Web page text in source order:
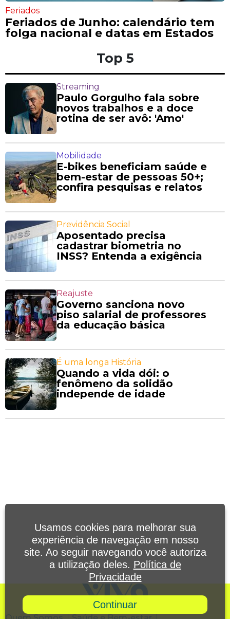
Feriados
Feriados de Junho: calendário tem
folga nacional e datas em Estados
Top 5
Streaming
Paulo Gorgulho fala sobre
novos trabalhos e a doce
rotina de ser avô: 'Amo'
Mobilidade
E-bikes beneficiam saúde e
bem-estar de pessoas 50+;
confira pesquisas e relatos
Previdência Social
Aposentado precisa
cadastrar biometria no
INSS? Entenda a exigência
Reajuste
Governo sanciona novo
piso salarial de professores
da educação básica
É uma longa História
Quando a vida dói: o
fenômeno da solidão
independe de idade
Usamos cookies para melhorar sua
experiência de navegação em nosso
site. Ao seguir navegando você autoriza
a utilização deles. Política de
Privacidade
Continuar